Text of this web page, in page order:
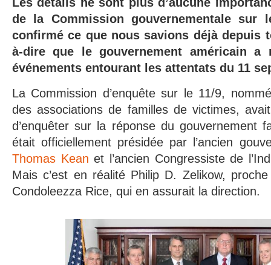
de la Commission gouvernementale sur
confirmé ce que nous savions déjà depuis
à-dire que le gouvernement américain a
événements entourant les attentats du 11
La Commission d’enquête sur le 11/9,
des associations de familles de victimes,
d’enquêter sur la réponse du gouvernement
était officiellement présidée par l’ancien
Thomas Kean et l’ancien Congressiste de
Mais c’est en réalité Philip D. Zelikow,
Condoleezza Rice, qui en assurait la direction.